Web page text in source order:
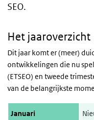
SEO.
Het jaaroverzicht
Dit jaar komt er (meer)
ontwikkelingen die nu
(ETSEO) en tweede
van de belangrijkste
Januari